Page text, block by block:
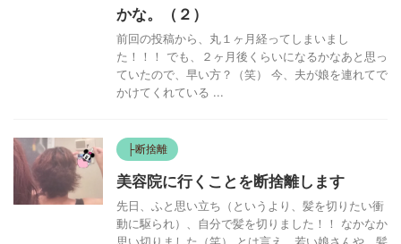
かな。（２）
前回の投稿から、丸１ヶ月経ってしまいまし
た！！！ でも、２ヶ月後くらいになるかなあと思っ
ていたので、早い方？（笑） 今、夫が娘を連れてで
かけてくれている ...
├断捨離
美容院に行くことを断捨離します
先日、ふと思い立ち（というより、髪を切りたい衝
動に駆られ）、自分で髪を切りました！！ なかなか
思い切りました（笑） とは言え、若い娘さんや、髪